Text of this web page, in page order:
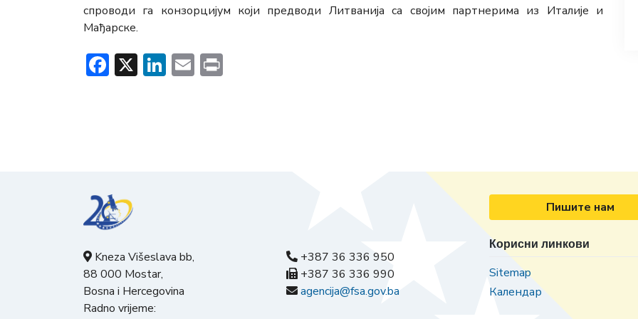
спроводи га конзорцијум који предводи Литванија са својим партнерима из Италије и
Мађарске.
Facebook
X LinkedIn
Email
Kneza Višeslava bb,
88 000 Mostar,
Bosna i Hercegovina
Radno vrijeme:
+387 36 336 950
+387 36 336 990
agencija@fsa.gov.ba
Пишите нам
Корисни линкови
Sitemap
Календар